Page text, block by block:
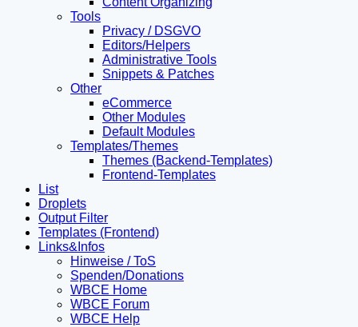
Tools
Privacy / DSGVO
Editors/Helpers
Administrative Tools
Snippets & Patches
Other
eCommerce
Other Modules
Default Modules
Templates/Themes
Themes (Backend-Templates)
Frontend-Templates
List
Droplets
Output Filter
Templates (Frontend)
Links&Infos
Hinweise / ToS
Spenden/Donations
WBCE Home
WBCE Forum
WBCE Help